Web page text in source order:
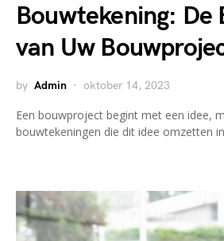
Bouwtekening: De
van Uw
by Admin oktober 14, 2023
Een bouwproject begint met een idee,
bouwtekeningen die dit idee omzetten